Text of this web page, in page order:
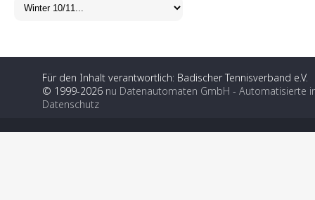
Für den Inhalt verantwortlich: Badischer Tennisverband e.V.
© 1999-2026 nu Datenautomaten GmbH - Automatisierte
Datenschutz